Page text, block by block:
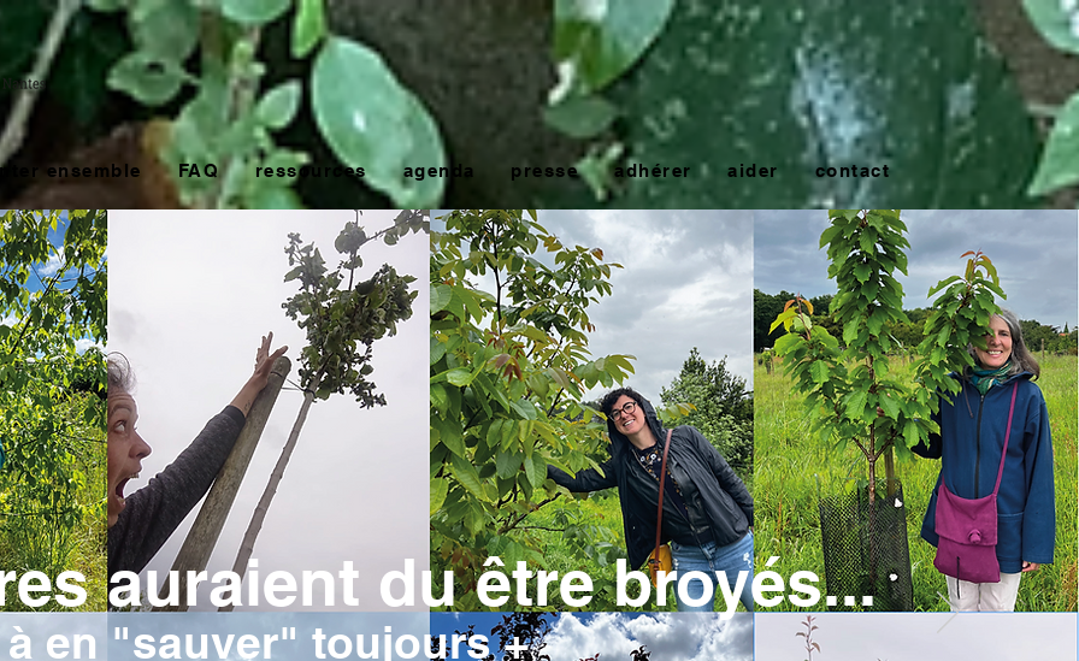
ensemble FAQ ressources agenda presse adhérer aider contact
auraient du être broyés...
en "sauver" toujours +